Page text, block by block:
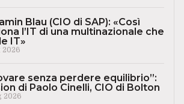
Blau (CIO di SAP): «Così
l’IT di una multinazionale che
IT»
2026
senza perdere equilibrio”:
di Paolo Cinelli, CIO di Bolton
2026